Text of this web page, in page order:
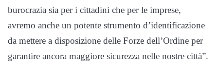
burocrazia sia per i cittadini che per le imprese,
avremo anche un potente strumento d’identificazione
da mettere a disposizione delle Forze dell’Ordine per
garantire ancora maggiore sicurezza nelle nostre città”.